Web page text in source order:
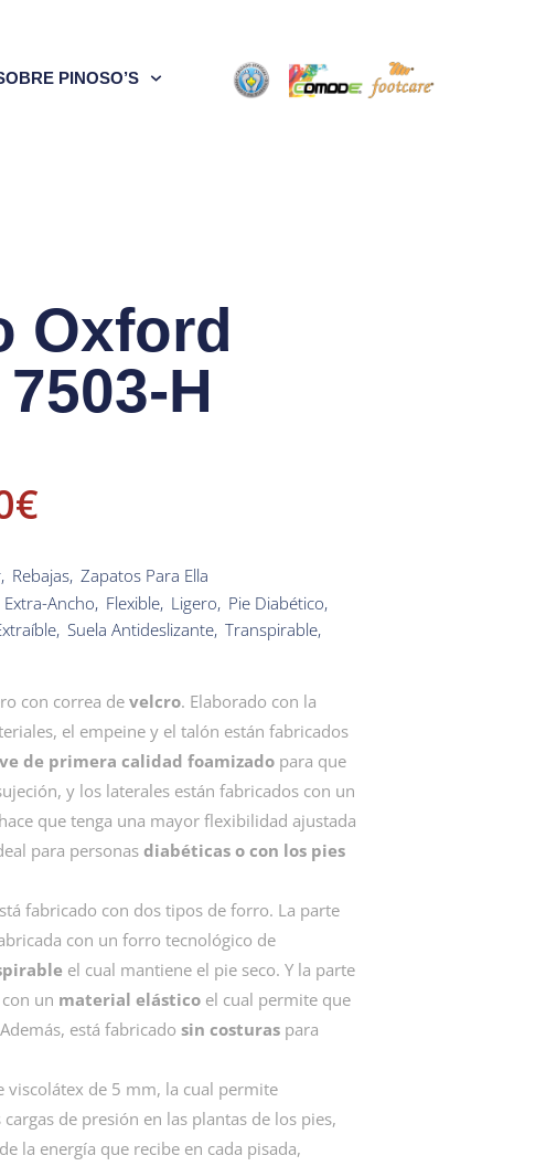
PINOSO’S
Oxford
H
€
, Rebajas, Zapatos Para Ella
Extra-Ancho, Flexible, Ligero, Pie Diabético,
, Suela Antideslizante, Transpirable,
con correa de velcro. Elaborado con la
el empeine y el talón están fabricados
de primera calidad foamizado para que
y los laterales están fabricados con un
que tenga una mayor flexibilidad ajustada
para personas diabéticas o con los pies
fabricado con dos tipos de forro. La parte
con un forro tecnológico de
el cual mantiene el pie seco. Y la parte
un material elástico el cual permite que
está fabricado sin costuras para
viscolátex de 5 mm, la cual permite
de presión en las plantas de los pies,
la energía que recibe en cada pisada,